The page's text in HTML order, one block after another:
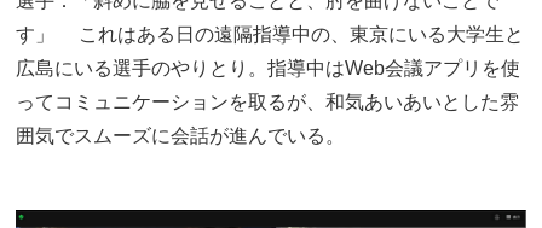
す」 これはある日の遠隔指導中の、東京にいる大学生と
広島にいる選手のやりとり。指導中はWeb会議アプリを使
ってコミュニケーションを取るが、和気あいあいとした雰
囲気でスムーズに会話が進んでいる。